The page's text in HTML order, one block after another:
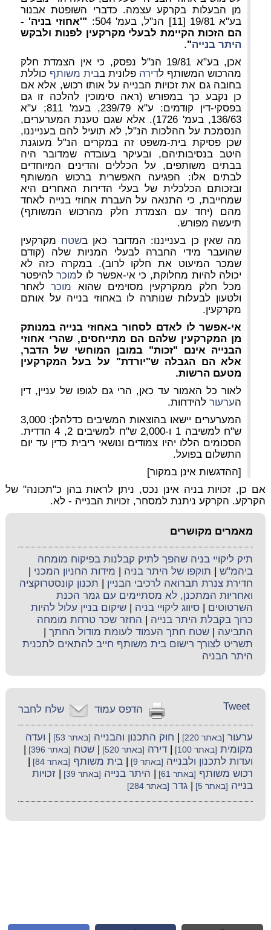
מן הבעלות בקרקע עצמה. כדברי השופטת אבנור
בע"א 19/81 [11] הנ"ל, בעמ' 504:
"'אחוזי בניה' -
הם הזכות הקיימת לבעלי מקרקעין לפנות ולבקש
היתר בנייה"
.
אכן, בע"א 19/81 הנ"ל נפסק, כי אין הצמדת חלק
מהרכוש המשותף לדירה פלונית בבית משותף כוללת
בחובה גם את זכויות הבנייה על אותו רכוש, אלא אם
כן נקבע כך במפורש (ראה סימוכין להלכה זו גם
בפסקי-דין קודמים: ע"א 239/79, בעמ' 811; ע"א
136/63, בעמ' 1726). אלא שגם טענת המערערים,
הנסמכת על ההלכות הנ"ל, לא תועיל להם בענייננו,
שכן פסיקת בית-משפט זה במקרים הנ"ל מעוגנת
היטב בנסיבותיהם, ובעיקר בעובדה שמדובר היה
בבתים משותפים, על הכללים והדינים המיוחדים
לבתים אלו: הפגיעה האפשרית ברכוש המשותף
ובזכותם הכלכלית של בעלי הדירות האחרים היא
שמחייבת, כי התנאה על העברת אחוזי בנייה לאחד
מהם (יחד עם הצמדת חלק מהרכוש המשותף)
תיעשה מפורש.
מה שאין כן בענייננו: המדובר כאן בשטח מקרקעין
שהועבר מידי החברה לבעלי המניות שלה (קודם
שמכר המיעוט את חלקו לרוב). במקרה כזה לא
יכולה להיות מחלוקת, כי אי-אפשר לו למוכרלהיפטר
מכל חלק ממקרקעין מסוימים שהוא מוכרלאחר
ולטעון לבעלות שנותרה לו באחוזי בנייה על אותם
מקרקעין.
אי-אפשר לו לאדם לסחור באחוזי בנייה במנותק
מן המקרקעין שלהם הם מתייחסים, שהרי אחוזי
הבנייה אינם "זכות" במובן המוחשי של הדבר,
אלא הם הגבלה ש"יורדת" על בעל המקרקעין
מטעם הרשות.
לאור כל האמור עד כאן, הרי גם לגופו של עניין, דין
הערעורלהידחות.
המערערים יישאו בהוצאות המשיבים כדלהלן: 3,000
ש"ח למשיבה 1 ו-2,000 ש"ח למשיבים 2, 4 הדדית.
הסכומים הללו יהיו צמודים ונושאי ריבית כדין עד יום
התשלום בפועל.
[ההדגשות אינן במקור]
אם כן, זכויות בניה אינן נכס, ניתן לראות בהן כ"תכונה" של
הקרקע. הקרקע ניתנת למסחר, זכויות הבנייה - לא.
מאמרים מקושרים
תיק ליקויי בניה שהפך לתיק קבלנות בפיקוח מומחה
ביהמ"ש
תוקפו של היתר בניה מידות החניון המכני
חדירת צנרת תברואה לרכיבי הבניין
תכנון קונסטרוקציה
ואחריות המתכנן, לא מסתיימים עם גמר הכנת
השרטוטים |סיווג ליקויי בניה |שיקום בניין עלול להיות
כרוך בקבלת היתר בנייה
החזר שכר טרחת מומחה
התביעה |שטח חתך העמוד לעומת מודול החתך
תשריט לצורך רישום בית משותף חייב להתאים לתכנית
היתר הבניה
שלח לחבר הדפס עמוד Tweet
ערעור [באתר 220] חוק התכנון והבנייה [באתר 53]
ועדה
מקומית [באתר 100] |דירה [באתר 520] |שטח [באתר 396]
ועדות לתכנון ולבנייה [באתר 9] |בית משותף [באתר 84]
רכוש משותף [באתר 61] היתר בנייה [באתר 39] |זכויות
בנייה [באתר 5] |גדר [באתר 284]